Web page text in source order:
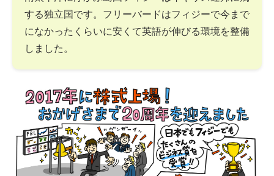
する独立国です。フリーバードはフィジーで今まで
になかったくらいに安くて英語が伸びる環境を整備
しました。